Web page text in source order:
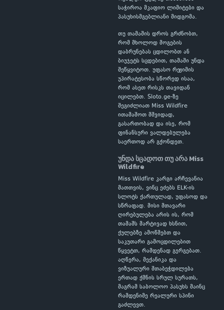
საჭიროა მკაფიო ლიმიტები და
პასუხისმგებლიანი მიდგომა.
თუ თამაშის დროს გრძნობთ,
რომ მხოლოდ მოგების
დაბრუნებას ცდილობთ ან
ბიუჯეტს სცდებით, თამაში უნდა
შეწყვიტოთ. უფასო რეჟიმის
უპირატესობა სწორედ ისაა,
რომ ასეთ რისკს თავიდან
იცილებთ. Sloto.ge-ზე
შეგიძლიათ Miss Wildfire
ითამაშოთ მშვიდად,
გასართობად და ისე, რომ
ფინანსური ვალდებულება
საერთოდ არ გქონდეთ.
უნდა სცადოთ თუ არა Miss
Wildfire
Miss Wildfire კარგი არჩევანია
მათთვის, ვინც ეძებს ELK-ის
სლოტს ქართულად, უფასოდ და
სწრაფად. მისი მთავარი
ღირებულება არის ის, რომ
თამაშს მარტივად ხსნით,
ქულებზე ამოწმებთ და
საკუთარი გამოცდილებით
წყვეტთ, რამდენად გერგებათ.
აღწერა, მექანიკა და
ვიზუალური შთაბეჭდილება
ერთად ქმნის სრულ სურათს,
მაგრამ საბოლოო პასუხს მაინც
რამდენიმე რეალური სპინი
გაძლევთ.